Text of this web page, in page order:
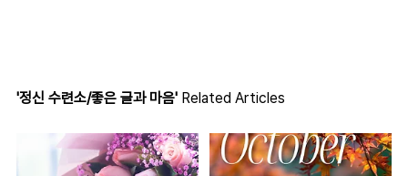
'정신 수련소/좋은 글과 마음' Related Articles